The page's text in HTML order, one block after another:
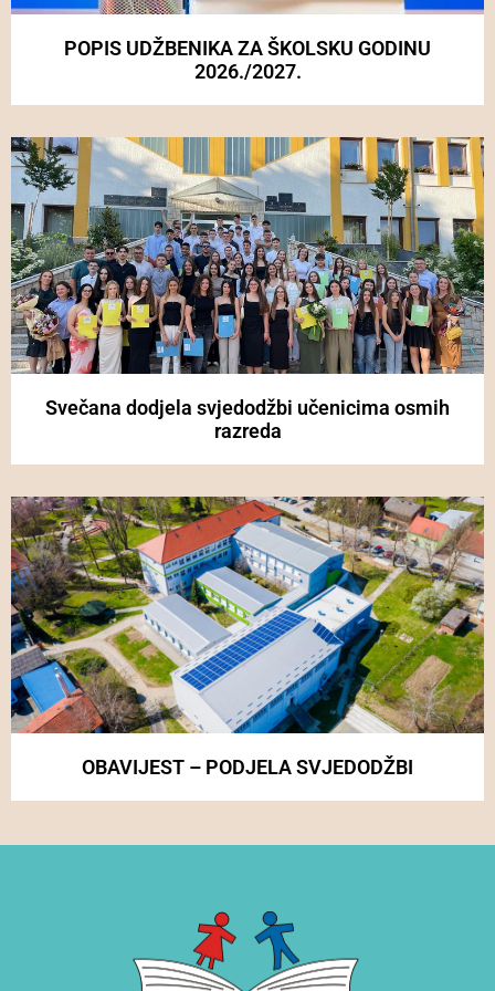
POPIS UDŽBENIKA ZA ŠKOLSKU GODINU
2026./2027.
Svečana dodjela svjedodžbi učenicima osmih
razreda
OBAVIJEST – PODJELA SVJEDODŽBI